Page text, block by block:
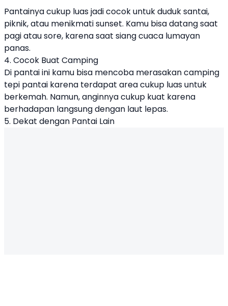
Pantainya cukup luas jadi cocok untuk duduk santai,
piknik, atau menikmati sunset. Kamu bisa datang saat
pagi atau sore, karena saat siang cuaca lumayan
panas.
4. Cocok Buat Camping
Di pantai ini kamu bisa mencoba merasakan camping
tepi pantai karena terdapat area cukup luas untuk
berkemah. Namun, anginnya cukup kuat karena
berhadapan langsung dengan laut lepas.
5. Dekat dengan Pantai Lain